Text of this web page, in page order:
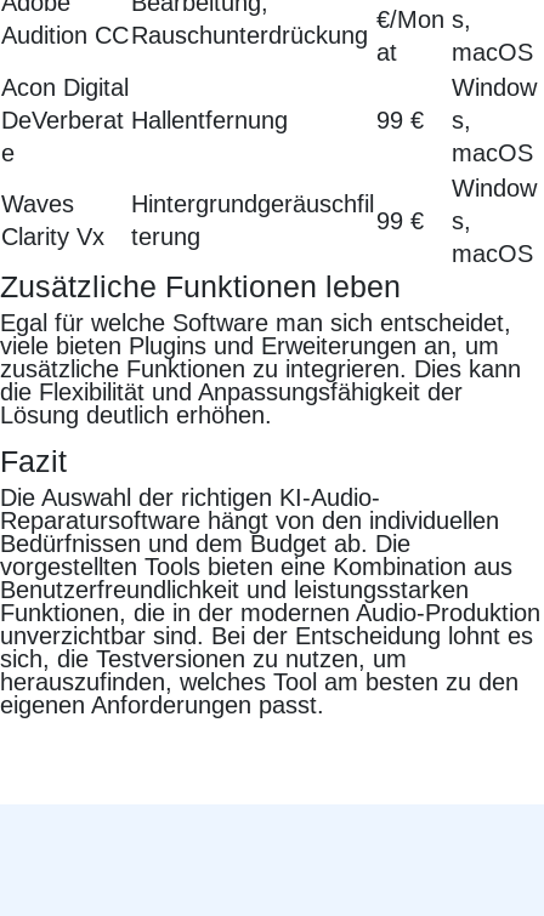
Audition CCRauschunterdrückung
€/Mon
at
s,
macOS
Acon Digital
DeVerberat
e
Hallentfernung 99 €
Window
s,
macOS
Waves
Clarity Vx
Hintergrundgeräuschfil
terung
99 €
Window
s,
macOS
Zusätzliche Funktionen leben
Egal für welche Software man sich entscheidet,
viele bieten Plugins und Erweiterungen an, um
zusätzliche Funktionen zu integrieren. Dies kann
die Flexibilität und Anpassungsfähigkeit der
Lösung deutlich erhöhen.
Fazit
Die Auswahl der richtigen KI-Audio-
Reparatursoftware hängt von den individuellen
Bedürfnissen und dem Budget ab. Die
vorgestellten Tools bieten eine Kombination aus
Benutzerfreundlichkeit und leistungsstarken
Funktionen, die in der modernen Audio-Produktion
unverzichtbar sind. Bei der Entscheidung lohnt es
sich, die Testversionen zu nutzen, um
herauszufinden, welches Tool am besten zu den
eigenen Anforderungen passt.